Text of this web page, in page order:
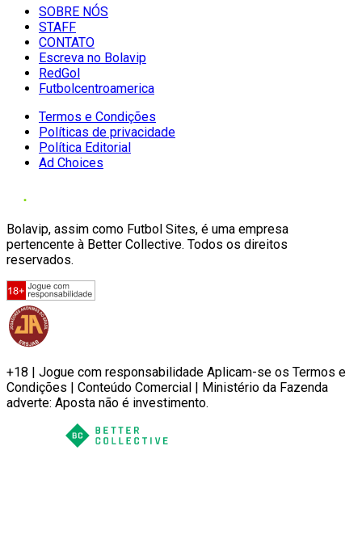
SOBRE NÓS
STAFF
CONTATO
Escreva no Bolavip
RedGol
Futbolcentroamerica
Termos e Condições
Políticas de privacidade
Política Editorial
Ad Choices
Bolavip, assim como Futbol Sites, é uma empresa
pertencente à Better Collective. Todos os direitos
reservados.
+18 | Jogue com responsabilidade Aplicam-se os Termos e
Condições | Conteúdo Comercial | Ministério da Fazenda
adverte: Aposta não é investimento.